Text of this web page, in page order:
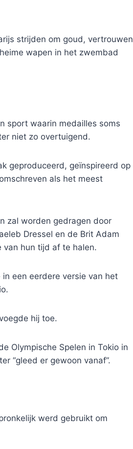
strijden om goud, vertrouwen
wapen in het zwembad
sport waarin medailles soms
niet zo overtuigend.
geproduceerd, geïnspireerd op
als het meest
zal worden gedragen door
Dressel en de Brit Adam
van hun tijd af te halen.
in een eerdere versie van het
hij toe.
Olympische Spelen in Tokio in
“gleed er gewoon vanaf”.
werd gebruikt om